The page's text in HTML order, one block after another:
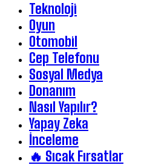
Teknoloji
Oyun
Otomobil
Cep Telefonu
Sosyal Medya
Donanım
Nasıl Yapılır?
Yapay Zeka
İnceleme
🔥 Sıcak Fırsatlar